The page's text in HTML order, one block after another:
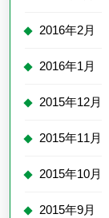
2016年2月
2016年1月
2015年12月
2015年11月
2015年10月
2015年9月